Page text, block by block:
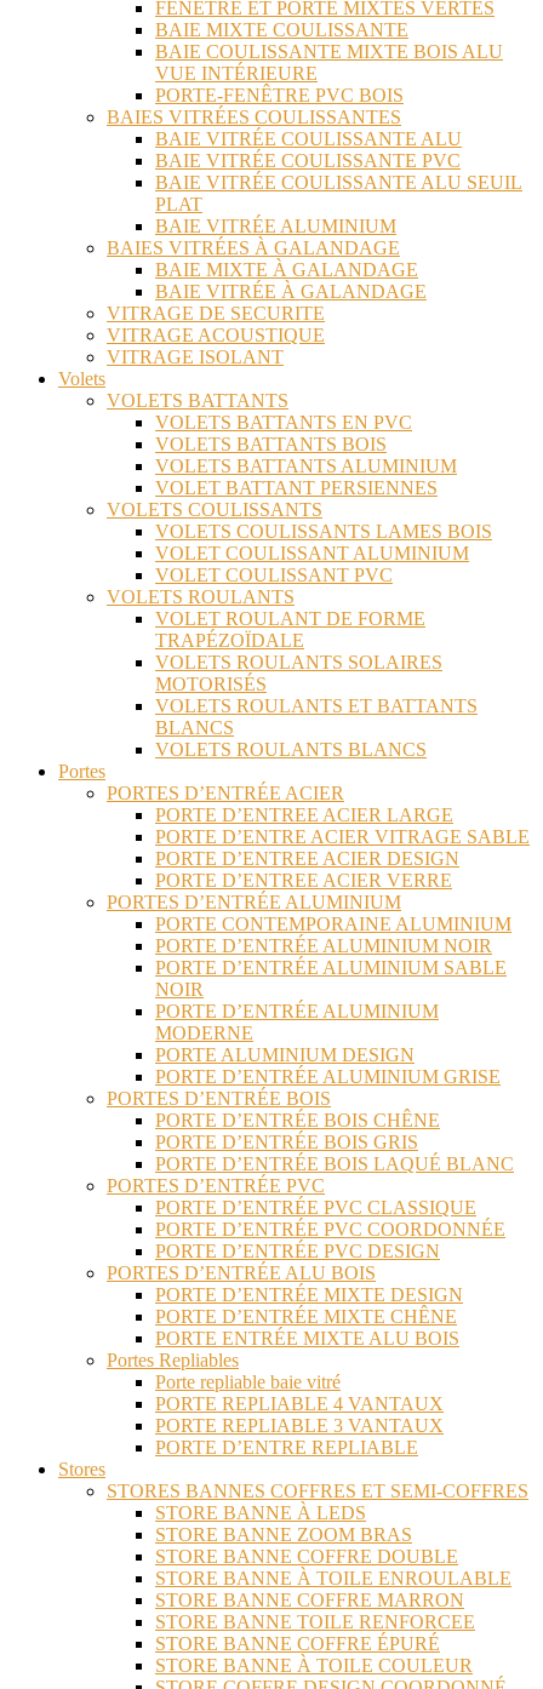
FENÊTRE ET PORTE MIXTES VERTES
BAIE MIXTE COULISSANTE
BAIE COULISSANTE MIXTE BOIS ALU
VUE INTÉRIEURE
PORTE-FENÊTRE PVC BOIS
BAIES VITRÉES COULISSANTES
BAIE VITRÉE COULISSANTE ALU
BAIE VITRÉE COULISSANTE PVC
BAIE VITRÉE COULISSANTE ALU SEUIL
PLAT
BAIE VITRÉE ALUMINIUM
BAIES VITRÉES À GALANDAGE
BAIE MIXTE À GALANDAGE
BAIE VITRÉE À GALANDAGE
VITRAGE DE SECURITE
VITRAGE ACOUSTIQUE
VITRAGE ISOLANT
Volets
VOLETS BATTANTS
VOLETS BATTANTS EN PVC
VOLETS BATTANTS BOIS
VOLETS BATTANTS ALUMINIUM
VOLET BATTANT PERSIENNES
VOLETS COULISSANTS
VOLETS COULISSANTS LAMES BOIS
VOLET COULISSANT ALUMINIUM
VOLET COULISSANT PVC
VOLETS ROULANTS
VOLET ROULANT DE FORME
TRAPÉZOÏDALE
VOLETS ROULANTS SOLAIRES
MOTORISÉS
VOLETS ROULANTS ET BATTANTS
BLANCS
VOLETS ROULANTS BLANCS
Portes
PORTES D’ENTRÉE ACIER
PORTE D’ENTREE ACIER LARGE
PORTE D’ENTRE ACIER VITRAGE SABLE
PORTE D’ENTREE ACIER DESIGN
PORTE D’ENTREE ACIER VERRE
PORTES D’ENTRÉE ALUMINIUM
PORTE CONTEMPORAINE ALUMINIUM
PORTE D’ENTRÉE ALUMINIUM NOIR
PORTE D’ENTRÉE ALUMINIUM SABLE
NOIR
PORTE D’ENTRÉE ALUMINIUM
MODERNE
PORTE ALUMINIUM DESIGN
PORTE D’ENTRÉE ALUMINIUM GRISE
PORTES D’ENTRÉE BOIS
PORTE D’ENTRÉE BOIS CHÊNE
PORTE D’ENTRÉE BOIS GRIS
PORTE D’ENTRÉE BOIS LAQUÉ BLANC
PORTES D’ENTRÉE PVC
PORTE D’ENTRÉE PVC CLASSIQUE
PORTE D’ENTRÉE PVC COORDONNÉE
PORTE D’ENTRÉE PVC DESIGN
PORTES D’ENTRÉE ALU BOIS
PORTE D’ENTRÉE MIXTE DESIGN
PORTE D’ENTRÉE MIXTE CHÊNE
PORTE ENTRÉE MIXTE ALU BOIS
Portes Repliables
Porte repliable baie vitré
PORTE REPLIABLE 4 VANTAUX
PORTE REPLIABLE 3 VANTAUX
PORTE D’ENTRE REPLIABLE
Stores
STORES BANNES COFFRES ET SEMI-COFFRES
STORE BANNE À LEDS
STORE BANNE ZOOM BRAS
STORE BANNE COFFRE DOUBLE
STORE BANNE À TOILE ENROULABLE
STORE BANNE COFFRE MARRON
STORE BANNE TOILE RENFORCEE
STORE BANNE COFFRE ÉPURÉ
STORE BANNE À TOILE COULEUR